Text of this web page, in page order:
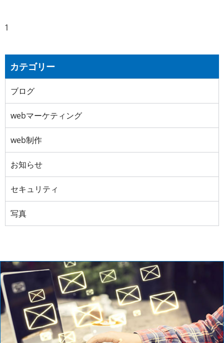
1
カテゴリー
ブログ
webマーケティング
web制作
お知らせ
セキュリティ
写真